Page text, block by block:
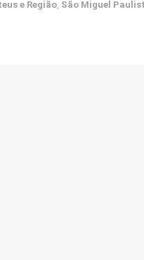
e Região, São Miguel